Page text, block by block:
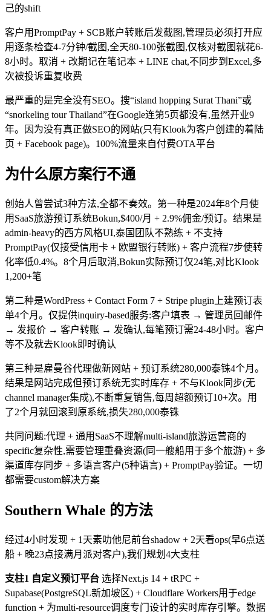
己的shift
客户用PromptPay + SCB账户转账后发截图,管理员必须打开应
用逐条检查4-7分钟/截图,全天80-100张截图,仅核对截图就花6-
8小时。取消 + 改期记在笔记本 + LINE chat,不同步到Excel,多
次被投诉重复收费
最严重的是完全没有SEO。搜“island hopping Surat Thani”或
“snorkeling tour Thailand”在Google连第5页都没有,虽然开业9
年。因为没有真正做SEO的网站(只有Klook为客户创建的着陆
页 + Facebook page)。100%流量来自付费OTA平台
为什么原方案行不通
创始人曾尝试3种方法,全都不奏效。第一种是2024年8个月使
用SaaS旅游预订系统Bokun,$400/月 + 2.9%佣金/预订。结果是
admin-heavy的西方风格UI,泰国团队不熟练 + 不支持
PromptPay(仅接受信用卡 + 欧盟银行转账) + 客户流程7步使转
化率低0.4%。8个月后取消,Bokun实际预订仅24笔,对比Klook
1,200+笔
第二种是WordPress + Contact Form 7 + Stripe plugin上建预订表
单4个月。仅提供inquiry-based服务:客户填表 → 管理员回邮件
→ 发报价 → 客户转账 → 发确认,每笔预订需24-48小时。客户
等不及就去Klook即时确认
第三种是雇曼谷代理做新网站 + 预订系统280,000泰铢4个月。
结果是网站完成但预订系统无实时库存 + 不与Klook同步(无
channel manager集成),不断重复销售,每周超额预订10+次。用
了2个月就回滚到原系统,损失280,000泰铢
共同问题:代理 + 通用SaaS不理解multi-island旅游运营商的
specific复杂性,需要管理重叠资源(同一艘船用于多个旅游) + 多
渠道库存同步 + 多语言客户(5种语言) + PromptPay验证。一切
都需要custom解决方案
Southern Whale 的方法
经过4小时发现 + 1天素叻他尼前台shadow + 2天看ops(早6点送
船 + 晚23点接满月派对客户),我们规划4大支柱
支柱1 自定义预订平台 选择Next.js 14 + tRPC +
Supabase(PostgreSQL新加坡区) + Cloudflare Workers用于edge
function + 为multi-resource调度专门设计的实时库存引擎。数据